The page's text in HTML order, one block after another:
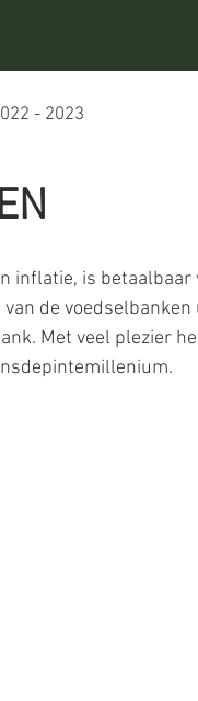
- 2023
inflatie, is
de
Met veel plezier